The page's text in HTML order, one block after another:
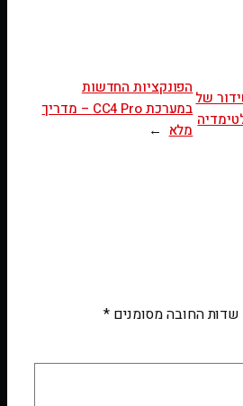
של
הפונקציות החדשות
במערכת CC4 Pro – מדריך
מלא →
שדות החובה מסומנים *